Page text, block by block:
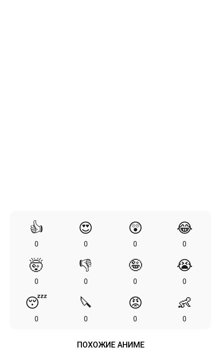
👍
0
😍
0
😲
0
😂
0
🤯
0
👎
0
🤪
0
😭
0
😴
0
🔪
0
😡
0
👶
0
ПОХОЖИЕ АНИМЕ